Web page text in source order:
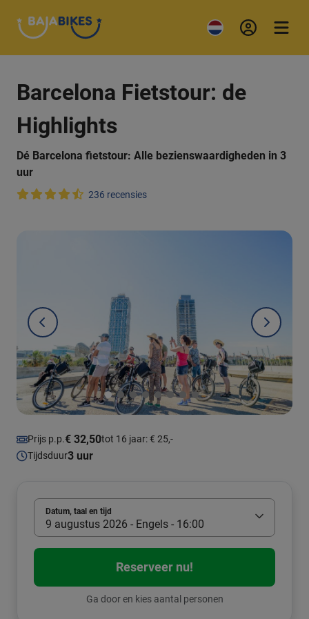
Barcelona Fietstour: de
Highlights
Dé Barcelona fietstour: Alle bezienswaardigheden in 3
uur
236 recensies
Prijs p.p.€ 32,50tot 16 jaar: € 25,-
Tijdsduur3 uur
Datum, taal en tijd
9 augustus 2026 - Engels - 16:00
Reserveer nu!
Ga door en kies aantal personen